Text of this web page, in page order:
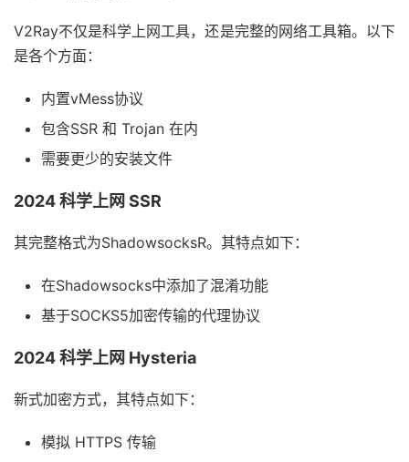
V2Ray不仅是科学上网工具，还是完整的网络工具箱。以下
是各个方面：
内置vMess协议
包含SSR 和 Trojan 在内
需要更少的安装文件
2024 科学上网 SSR
其完整格式为ShadowsocksR。其特点如下：
在Shadowsocks中添加了混淆功能
基于SOCKS5加密传输的代理协议
2024 科学上网 Hysteria
新式加密方式，其特点如下：
模拟 HTTPS 传输